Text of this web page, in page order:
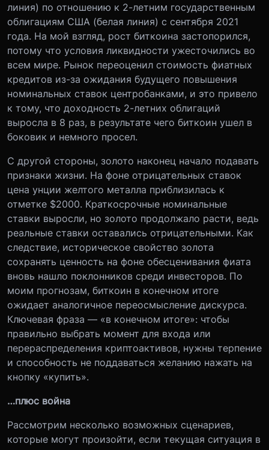
линия) по отношению к 2-летним государственным
облигациям США (белая линия) с сентября 2021
года. На мой взгляд, рост биткоина застопорился,
потому что условия ликвидности ужесточились во
всем мире. Рынок переоценил стоимость фиатных
кредитов из-за ожидания будущего повышения
номинальных ставок центробанками, и это привело
к тому, что доходность 2-летних облигаций
выросла в 8 раз, в результате чего биткоин ушел в
боковик и немного просел.
С другой стороны, золото наконец начало подавать
признаки жизни. На фоне отрицательных ставок
цена унции желтого металла приблизилась к
отметке $2000. Краткосрочные номинальные
ставки выросли, но золото продолжало расти, ведь
реальные ставки оставались отрицательными. Как
следствие, историческое свойство золота
сохранять ценность на фоне обесценивания фиата
вновь нашло поклонников среди инвесторов. По
моим прогнозам, биткоин в конечном итоге
ожидает аналогичное переосмысление дискурса.
Ключевая фраза — «в конечном итоге»: чтобы
правильно выбрать момент для входа или
перераспределения криптоактивов, нужны терпение
и способность не поддаваться желанию нажать на
кнопку «купить».
…плюс война
Рассмотрим несколько возможных сценариев,
которые могут произойти, если текущая ситуация в